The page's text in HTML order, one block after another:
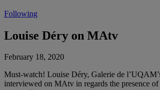
Following
Louise Déry on MAtv
February 18, 2020
Must-watch! Louise Déry, Galerie de
interviewed on MAtv in regards the presence